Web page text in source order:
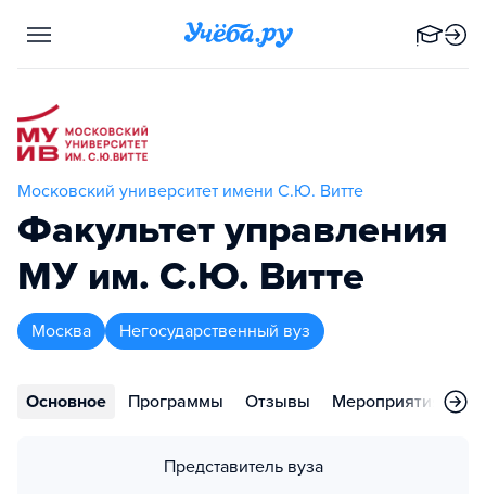
Московский университет имени С.Ю. Витте
Факультет управления
МУ им. С.Ю. Витте
Москва Негосударственный вуз
Основное Программы Отзывы Мероприятия
Представитель вуза